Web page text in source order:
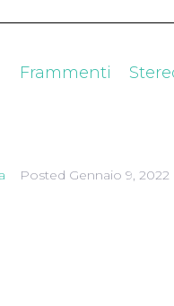
Frammenti
Posted Gennaio 9, 2022